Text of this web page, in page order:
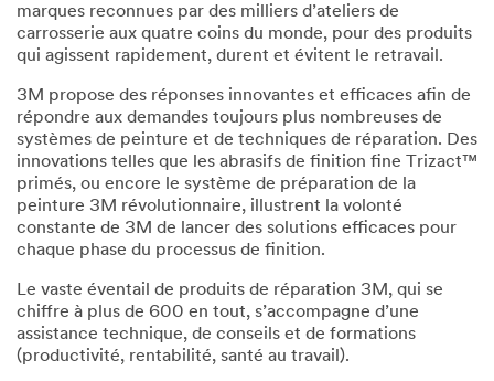
marques reconnues par des milliers d’ateliers de
carrosserie aux quatre coins du monde, pour des produits
qui agissent rapidement, durent et évitent le retravail.
3M propose des réponses innovantes et efficaces afin de
répondre aux demandes toujours plus nombreuses de
systèmes de peinture et de techniques de réparation. Des
innovations telles que les abrasifs de finition fine Trizact™
primés, ou encore le système de préparation de la
peinture 3M révolutionnaire, illustrent la volonté
constante de 3M de lancer des solutions efficaces pour
chaque phase du processus de finition.
Le vaste éventail de produits de réparation 3M, qui se
chiffre à plus de 600 en tout, s’accompagne d’une
assistance technique, de conseils et de formations
(productivité, rentabilité, santé au travail).